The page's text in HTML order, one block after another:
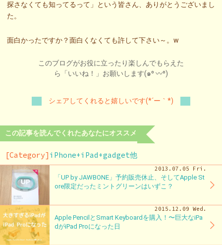
探さなくても知ってるって」という皆さん、ありがとうございまし
た。
面白かったですか？面白くなくても許して下さい～。w
このブログがお役に立ったり楽しんでもらえた
ら「いいね！」お願いします(๑⁰ 〰⁰)
シェアしてくれると嬉しいです(*´ー｀*)
この記事を読んでくれたあなたにオススメ
[Category]iPhone+iPad+gadget他
2013.07.05 Fri.
「UP by JAWBONE」予約販売休止、そしてApple St
ore限定だったミントグリーンはいずこ？
2015.12.09 Wed.
Apple PencilとSmart Keyboardを購入！〜巨大なiPa
dがiPad Proになった日